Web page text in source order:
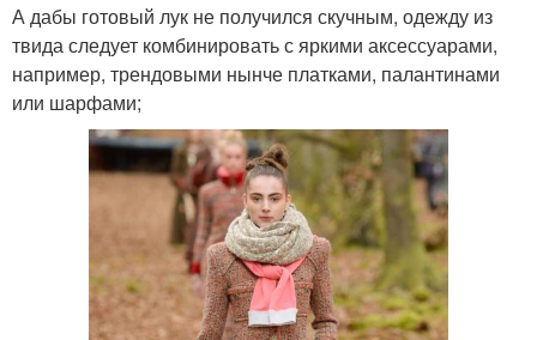
А дабы готовый лук не получился скучным, одежду из
твида следует комбинировать с яркими аксессуарами,
например, трендовыми нынче платками, палантинами
или шарфами;